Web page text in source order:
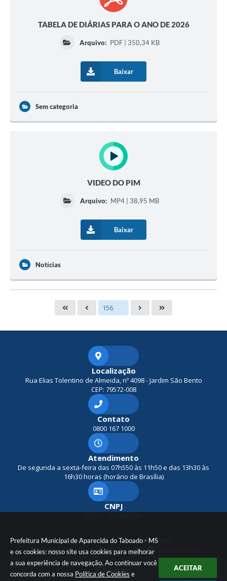
Prefeitura Municipal de Aparecida do Taboado - MS
e os cookies: nosso site usa cookies para melhorar
a sua experiência de navegação. Ao continuar você
concorda com a nossa Política de Cookies e
ACEITAR
TABELA DE DIÁRIAS PARA O ANO DE 2026
Arquivo: PDF | 350,34 KB
Baixar
Sem categoria
VIDEO DO PIM
Arquivo: MP4 | 38,95 MB
Baixar
Notícias
Localização
Rua Elias Tolentino de Almeida, nº 4098 - Jardim São Bento
CEP: 79572-008
Contato
0800 167 1000
Atendimento
De segunda a sexta-feira das 07h550 às 11h50 e das 13h30 às
16h30 horas (horário de Brasília)
CNPJ
Versão do Sistema:3.5.3 - 19/06/2026
Portal atualizado em:07/08/2026 10:41